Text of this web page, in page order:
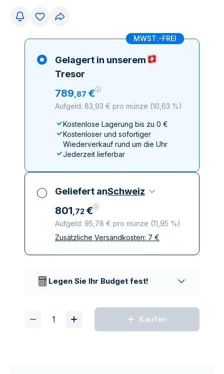
MWST.-FREI
Gelagert in unserem
Tresor
789,87 €
Aufgeld: 83,93 € pro münze (10,63 %)
Kostenlose Lagerung bis zu 0 €
Kostenloser und sofortiger
Wiederverkauf rund um die Uhr
Jederzeit lieferbar
Geliefert anSchweiz
801,72 €
Aufgeld: 95,78 € pro münze (11,95 %)
Alle Steuern inbegriffen
Zusätzliche Versandkosten: 7 €
Legen Sie Ihr Budget fest!
Kaufen